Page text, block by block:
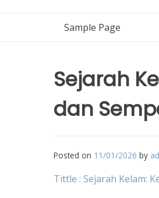
Sample Page
Sejarah
dan
Posted on 11/01/2026 by
Tittle : Sejarah Kelam: